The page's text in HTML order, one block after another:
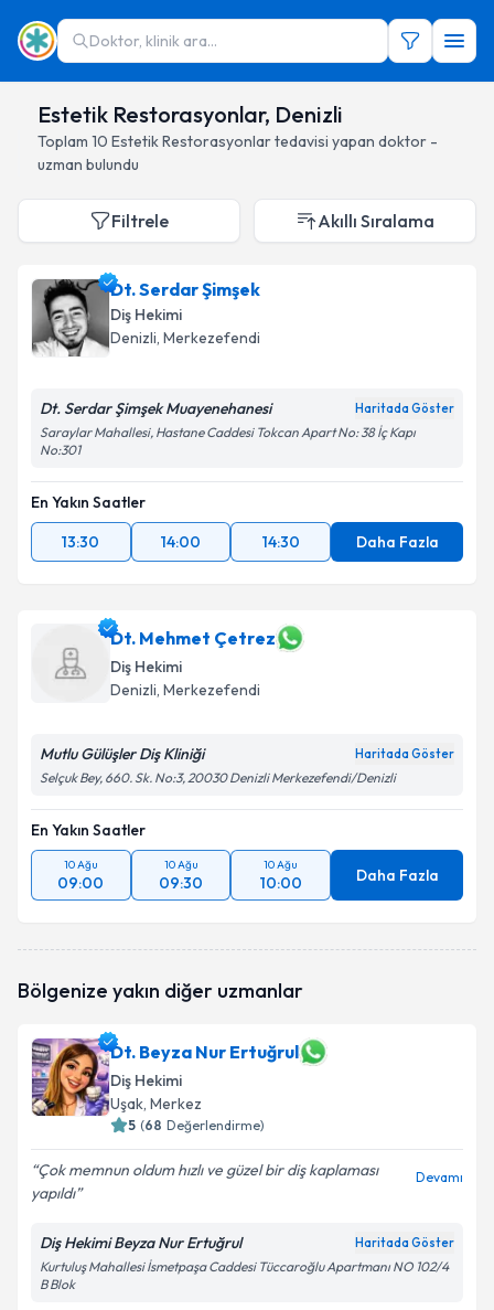
Doktor, klinik ara...
Estetik Restorasyonlar, Denizli
Toplam 10 Estetik Restorasyonlartedavisi yapan doktor -
uzman bulundu
Filtrele Akıllı Sıralama
Dt. Serdar Şimşek
Diş Hekimi
Denizli, Merkezefendi
Dt. Serdar Şimşek Muayenehanesi Haritada Göster
Saraylar Mahallesi, Hastane Caddesi Tokcan Apart No: 38 İç Kapı
No:301
En Yakın Saatler
13:30
14:00 14:30 Daha Fazla
Dt. Mehmet Çetrez
Diş Hekimi
Denizli, Merkezefendi
Mutlu Gülüşler Diş Kliniği Haritada Göster
Selçuk Bey, 660. Sk. No:3, 20030 Denizli Merkezefendi/Denizli
En Yakın Saatler
10 Ağu
09:00
10 Ağu
09:30
10 Ağu
10:00 Daha Fazla
Bölgenize yakın diğer uzmanlar
Dt. Beyza Nur Ertuğrul
Diş Hekimi
Uşak, Merkez
5 (68 Değerlendirme)
Çok memnun oldum hızlı ve güzel bir diş kaplaması
yapıldı
Devamı
Diş Hekimi Beyza Nur Ertuğrul Haritada Göster
Kurtuluş Mahallesi İsmetpaşa Caddesi Tüccaroğlu Apartmanı NO 102/4
B Blok